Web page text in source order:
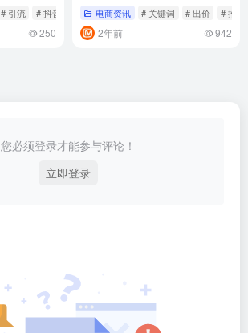
# 引流 # 抖音
250
电商资讯 # 关键词 # 出价 # 推广
2年前 942
您必须登录才能参与评论！
立即登录